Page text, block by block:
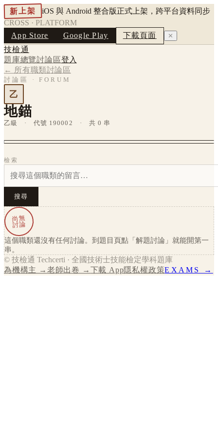
新上架
iOS 與 Android 整合版正式上架，跨平台資料同步
CROSS · PLATFORM
App Store
Google Play 下載頁面 ✕
技檢通
題庫總覽討論區登入
← 所有職類討論區
討論區 · FORUM
乙
地錨
乙級 · 代號 190002 · 共 0 串
檢索
搜尋
尚無
討論
這個職類還沒有任何討論。到題目頁點「解題討論」就能開第一
串。
© 技檢通 Techcerti · 全國技術士技能檢定學科題庫
為機構主 → 老師出卷 → 下載 App隱私權政策EXAMS →